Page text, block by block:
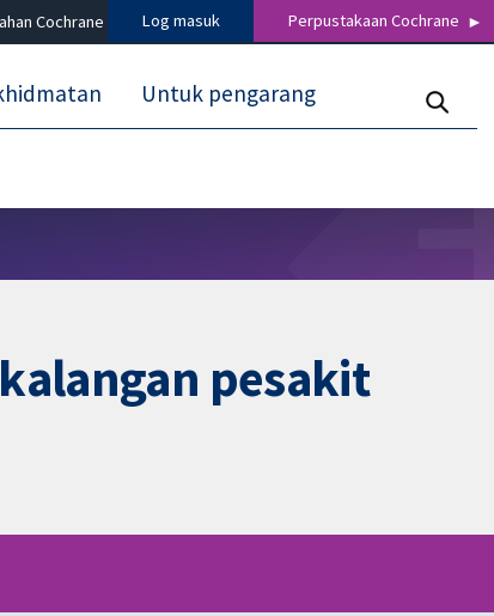
Cochrane Log masuk Perpustakaan Cochrane
Untuk pengarang
pesakit